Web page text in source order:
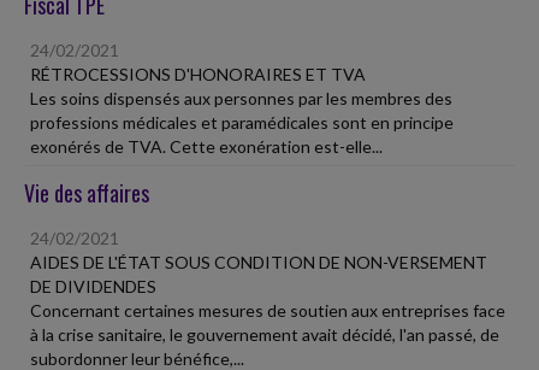
24/02/2021
RÉTROCESSIONS D'HONORAIRES ET TVA
Les soins dispensés aux personnes par les membres des
professions médicales et paramédicales sont en principe
exonérés de TVA. Cette exonération est-elle...
Vie des affaires
24/02/2021
AIDES DE L'ÉTAT SOUS CONDITION DE NON-VERSEMENT
DE DIVIDENDES
Concernant certaines mesures de soutien aux entreprises face
à la crise sanitaire, le gouvernement avait décidé, l'an passé, de
subordonner leur bénéfice,...